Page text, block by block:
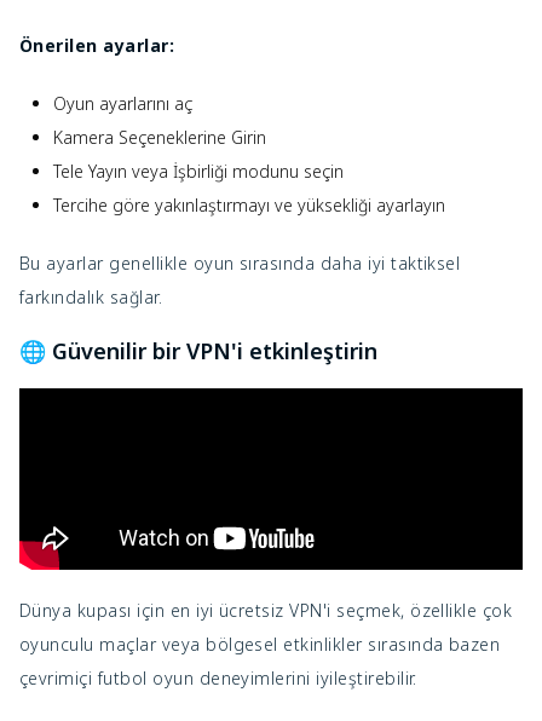
Önerilen ayarlar:
Oyun ayarlarını aç
Kamera Seçeneklerine Girin
Tele Yayın veya İşbirliği modunu seçin
Tercihe göre yakınlaştırmayı ve yüksekliği ayarlayın
Bu ayarlar genellikle oyun sırasında daha iyi taktiksel
farkındalık sağlar.
🌐 Güvenilir bir VPN'i etkinleştirin
Dünya kupası için en iyi ücretsiz VPN'i seçmek, özellikle çok
oyunculu maçlar veya bölgesel etkinlikler sırasında bazen
çevrimiçi futbol oyun deneyimlerini iyileştirebilir.